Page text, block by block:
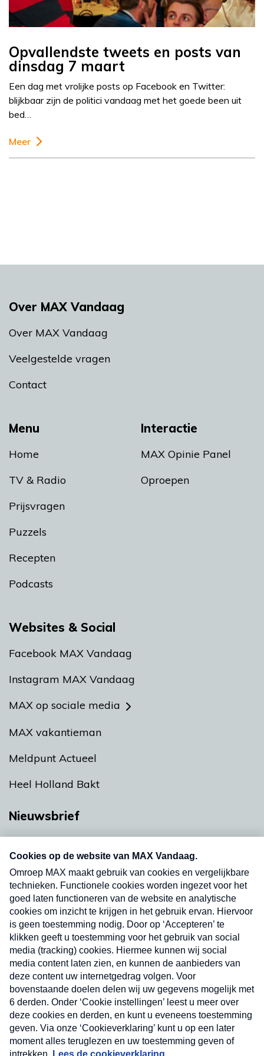
Opvallendste tweets en posts van
dinsdag 7 maart
Een dag met vrolijke posts op Facebook en Twitter:
blijkbaar zijn de politici vandaag met het goede been uit
bed…
Meer
Menu
Home
TV & Radio
Prijsvragen
Puzzels
Recepten
Podcasts
Interactie
MAX Opinie Panel
Oproepen
Over MAX Vandaag
Over MAX Vandaag
Veelgestelde vragen
Contact
Websites & Social
Facebook MAX Vandaag
Instagram MAX Vandaag
MAX op sociale media
MAX vakantieman
Meldpunt Actueel
Heel Holland Bakt
Nieuwsbrief
Neem hier een gratis abonnement op onze
nieuwsbrief. Elke vrijdag- en dinsdagochtend in
uw mailbox.
Verzend
Nieuwsbrief
Neem hier een gratis abonnement op onze
nieuwsbrief. Elke vrijdag- en dinsdagochtend in uw